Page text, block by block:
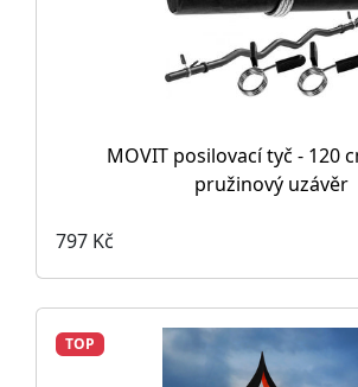
MOVIT posilovací tyč - 120
pružinový uzávěr
797 Kč
TOP